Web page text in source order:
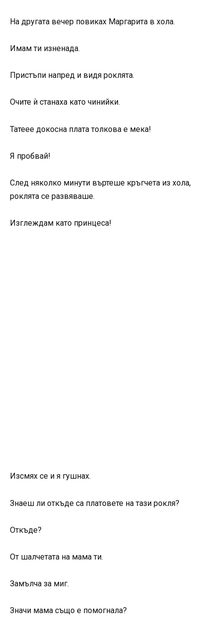
На другата вечер повиках Маргарита в хола.
Имам ти изненада.
Пристъпи напред и видя роклята.
Очите ѝ станаха като чинийки.
Татеее докосна плата толкова е мека!
Я пробвай!
След няколко минути въртеше кръгчета из хола,
роклята се развяваше.
Изглеждам като принцеса!
Изсмях се и я гушнах.
Знаеш ли откъде са платовете на тази рокля?
Откъде?
От шалчетата на мама ти.
Замълча за миг.
Значи мама също е помогнала?